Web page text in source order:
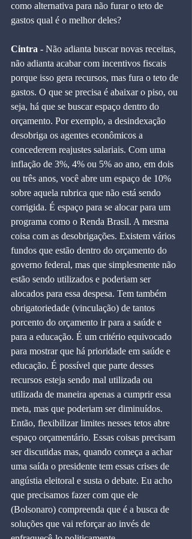
como alternativa para não furar o teto de
gastos qual é o melhor deles?
Cintra - Não adianta buscar novas receitas,
não adianta acabar com incentivos fiscais
porque isso gera recursos, mas fura o teto de
gastos. O que se precisa é abaixar o piso, ou
seja, há que se buscar espaço dentro do
orçamento. Por exemplo, a desindexação
desobriga os agentes econômicos a
concederem reajustes salariais. Com uma
inflação de 3%, 4% ou 5% ao ano, em dois
ou três anos, você abre um espaço de 10%
sobre aquela rubrica que não está sendo
corrigida. É espaço para se alocar para um
programa como o Renda Brasil. A mesma
coisa com as desobrigações. Existem vários
fundos que estão dentro do orçamento do
governo federal, mas que simplesmente não
estão sendo utilizados e poderiam ser
alocados para essa despesa. Tem também
obrigatoriedade (vinculação) de tantos
porcento do orçamento ir para a saúde e
para a educação. É um critério equivocado
para mostrar que há prioridade em saúde e
educação. É possível que parte desses
recursos esteja sendo mal utilizada ou
utilizada de maneira apenas a cumprir essa
meta, mas que poderiam ser diminuídos.
Então, flexibilizar limites nesses tetos abre
espaço orçamentário. Essas coisas precisam
ser discutidas mas, quando começa a achar
uma saída o presidente tem essas crises de
angústia eleitoral e susta o debate. Eu acho
que precisamos fazer com que ele
(Bolsonaro) compreenda que é a busca de
soluções que vai reforçar ao invés de